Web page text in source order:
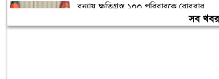
বন্যায় ক্ষতিগ্রস্ত ১০০ পরিবারকে রোববার
সব